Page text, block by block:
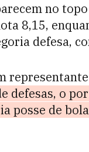
no
8,15,
defesa,
defesas, o
posse de